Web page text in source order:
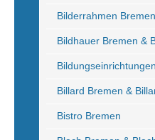
Bilderrahmen Bremen
Bildhauer Bremen &
Billard Bremen &
Bistro Bremen